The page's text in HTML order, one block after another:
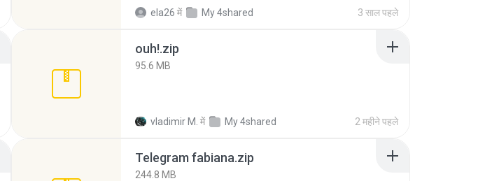
ela26 में My 4shared 3 साल पहले
ouh!.zip
95.6 MB
vladimir M. में My 4shared 2 महीने पहले
Telegram fabiana.zip
244.8 MB